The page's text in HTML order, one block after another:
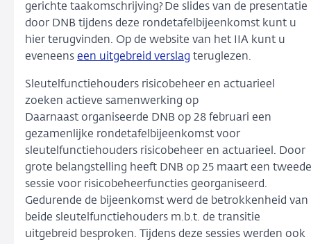
gerichte taakomschrijving? De slides van de presentatie
door DNB tijdens deze rondetafelbijeenkomst kunt u
hier terugvinden. Op de website van het IIA kunt u
eveneens een uitgebreid verslag teruglezen.
Sleutelfunctiehouders risicobeheer en actuarieel
zoeken actieve samenwerking op
Daarnaast organiseerde DNB op 28 februari een
gezamenlijke rondetafelbijeenkomst voor
sleutelfunctiehouders risicobeheer en actuarieel. Door
grote belangstelling heeft DNB op 25 maart een tweede
sessie voor risicobeheerfuncties georganiseerd.
Gedurende de bijeenkomst werd de betrokkenheid van
beide sleutelfunctiehouders m.b.t. de transitie
uitgebreid besproken. Tijdens deze sessies werden ook